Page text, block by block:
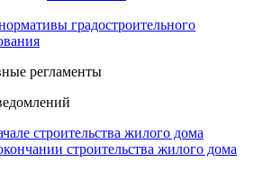
градостроительного
регламенты
строительства жилого дома
строительства жилого дома